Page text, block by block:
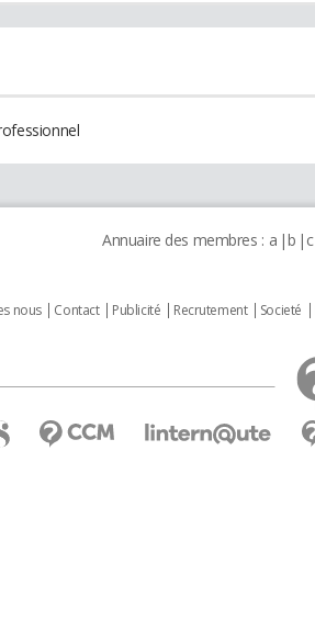
Annuaire des membres : a b c
nous Contact Publicité Recrutement Societé